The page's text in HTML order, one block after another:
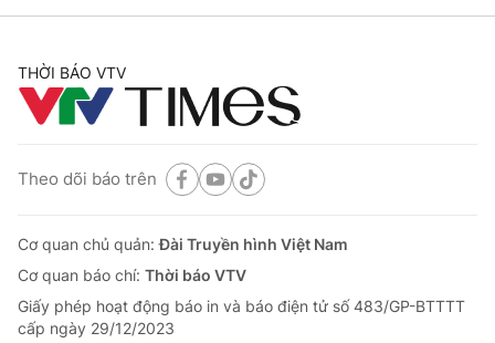
THỜI BÁO VTV
Theo dõi báo trên
Cơ quan chủ quản:Đài Truyền hình Việt Nam
Cơ quan báo chí: Thời báo VTV
Giấy phép hoạt động báo in và báo điện tử số 483/GP-BTTTT
cấp ngày 29/12/2023